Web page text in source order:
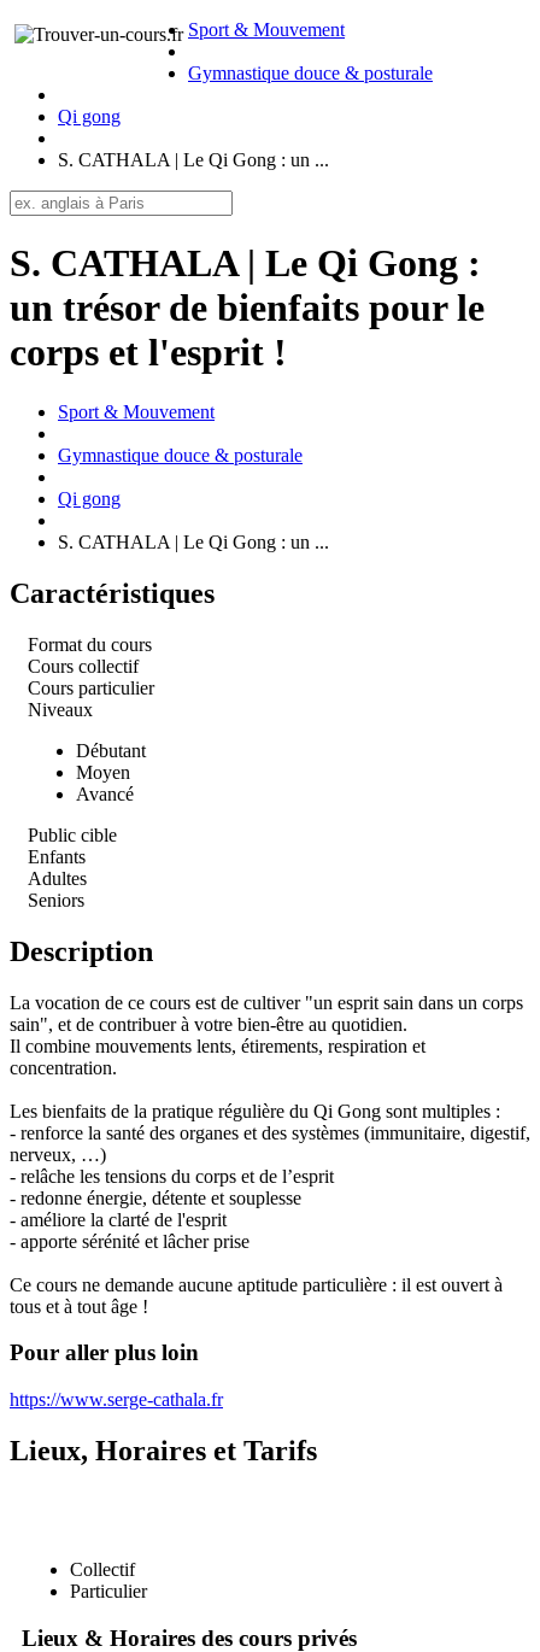
Sport & Mouvement
Gymnastique douce & posturale
Qi gong
S. CATHALA | Le Qi Gong : un ...
S. CATHALA | Le Qi Gong :
un trésor de bienfaits pour le
corps et l'esprit !
Sport & Mouvement
Gymnastique douce & posturale
Qi gong
S. CATHALA | Le Qi Gong : un ...
Caractéristiques
Format du cours
Cours collectif
Cours particulier
Niveaux
Débutant
Moyen
Avancé
Public cible
Enfants
Adultes
Seniors
Description
La vocation de ce cours est de cultiver "un esprit sain dans un corps
sain", et de contribuer à votre bien-être au quotidien.
Il combine mouvements lents, étirements, respiration et
concentration.
Les bienfaits de la pratique régulière du Qi Gong sont multiples :
- renforce la santé des organes et des systèmes (immunitaire, digestif,
nerveux, …)
- relâche les tensions du corps et de l’esprit
- redonne énergie, détente et souplesse
- améliore la clarté de l'esprit
- apporte sérénité et lâcher prise
Ce cours ne demande aucune aptitude particulière : il est ouvert à
tous et à tout âge !
Pour aller plus loin
https://www.serge-cathala.fr
Lieux, Horaires et Tarifs
Collectif
Particulier
Lieux & Horaires des cours privés